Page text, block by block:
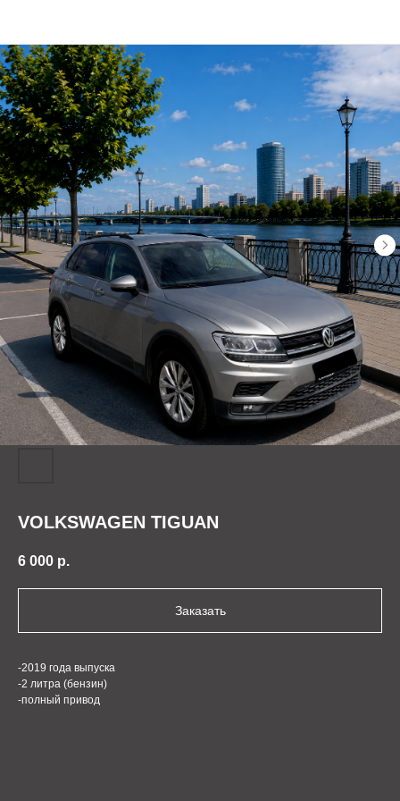
VOLKSWAGEN TIGUAN
6 000 р.
Заказать
-2019 года выпуска
-2 литра (бензин)
-полный привод